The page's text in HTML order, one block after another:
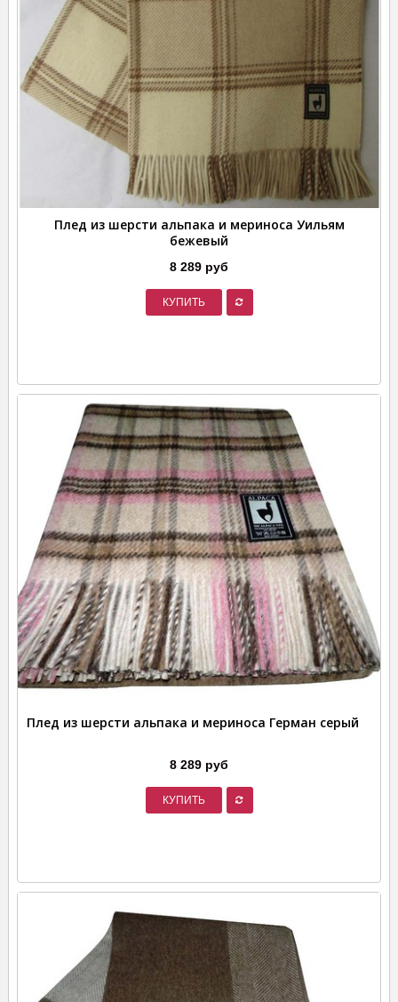
Плед из шерсти альпака и мериноса Уильям
бежевый
8 289 руб
КУПИТЬ
Плед из шерсти альпака и мериноса Герман серый
8 289 руб
КУПИТЬ